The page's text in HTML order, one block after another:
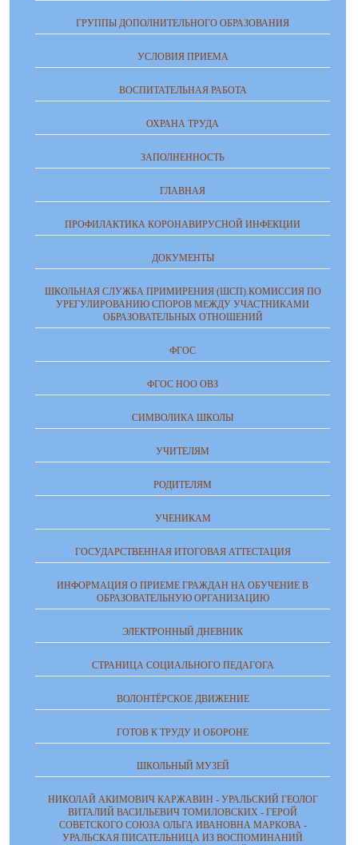
ГРУППЫ ДОПОЛНИТЕЛЬНОГО ОБРАЗОВАНИЯ
УСЛОВИЯ ПРИЕМА
ВОСПИТАТЕЛЬНАЯ РАБОТА
ОХРАНА ТРУДА
ЗАПОЛНЕННОСТЬ
ГЛАВНАЯ
ПРОФИЛАКТИКА КОРОНАВИРУСНОЙ ИНФЕКЦИИ
ДОКУМЕНТЫ
ШКОЛЬНАЯ СЛУЖБА ПРИМИРЕНИЯ (ШСП).КОМИССИЯ ПО
УРЕГУЛИРОВАНИЮ СПОРОВ МЕЖДУ УЧАСТНИКАМИ
ОБРАЗОВАТЕЛЬНЫХ ОТНОШЕНИЙ
ФГОС
ФГОС НОО ОВЗ
СИМВОЛИКА ШКОЛЫ
УЧИТЕЛЯМ
РОДИТЕЛЯМ
УЧЕНИКАМ
ГОСУДАРСТВЕННАЯ ИТОГОВАЯ АТТЕСТАЦИЯ
ИНФОРМАЦИЯ О ПРИЕМЕ ГРАЖДАН НА ОБУЧЕНИЕ В
ОБРАЗОВАТЕЛЬНУЮ ОРГАНИЗАЦИЮ
ЭЛЕКТРОННЫЙ ДНЕВНИК
СТРАНИЦА СОЦИАЛЬНОГО ПЕДАГОГА
ВОЛОНТЁРСКОЕ ДВИЖЕНИЕ
ГОТОВ К ТРУДУ И ОБОРОНЕ
ШКОЛЬНЫЙ МУЗЕЙ
НИКОЛАЙ АКИМОВИЧ КАРЖАВИН - УРАЛЬСКИЙ ГЕОЛОГ
ВИТАЛИЙ ВАСИЛЬЕВИЧ ТОМИЛОВСКИХ - ГЕРОЙ
СОВЕТСКОГО СОЮЗА ОЛЬГА ИВАНОВНА МАРКОВА -
УРАЛЬСКАЯ ПИСАТЕЛЬНИЦА ИЗ ВОСПОМИНАНИЙ